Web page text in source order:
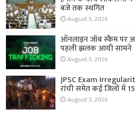
बजे तक स्थगित
August 3, 2026
ऑनलाइन जॉब स्कैम पर
पहली झलक आयी सामने
August 3, 2026
JPSC Exam
रांची समेत कई जिलों में
August 3, 2026